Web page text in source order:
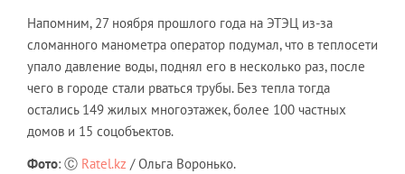
Напомним, 27 ноября прошлого года на ЭТЭЦ из-за
сломанного манометра оператор подумал, что в теплосети
упало давление воды, поднял его в несколько раз, после
чего в городе стали рваться трубы. Без тепла тогда
остались 149 жилых многоэтажек, более 100 частных
домов и 15 соцобъектов.
Фото: Ⓒ Ratel.kz / Ольга Воронько.